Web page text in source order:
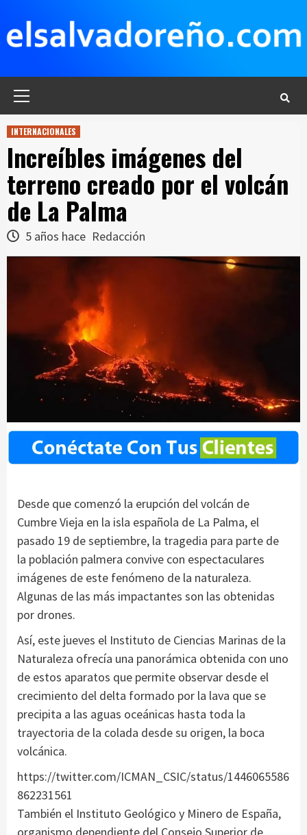
contenido
INTERNACIONALES
Increíbles imágenes del
terreno creado por el volcán
de La Palma
5 años hace Redacción
Desde que comenzó la erupción del volcán de
Cumbre Vieja en la isla española de La Palma, el
pasado 19 de septiembre, la tragedia para parte de
la población palmera convive con espectaculares
imágenes de este fenómeno de la naturaleza.
Algunas de las más impactantes son las obtenidas
por drones.
Así, este jueves el Instituto de Ciencias Marinas de la
Naturaleza ofrecía una panorámica obtenida con uno
de estos aparatos que permite observar desde el
crecimiento del delta formado por la lava que se
precipita a las aguas oceánicas hasta toda la
trayectoria de la colada desde su origen, la boca
volcánica.
https://twitter.com/ICMAN_CSIC/status/1446065586
862231561
También el Instituto Geológico y Minero de España,
organismo dependiente del Consejo Superior de